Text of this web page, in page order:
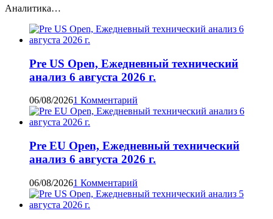
Аналитика…
Pre US Open, Ежедневный технический
анализ 6 августа 2026 г.
06/08/20261 Комментарий
Pre EU Open, Ежедневный технический
анализ 6 августа 2026 г.
06/08/20261 Комментарий